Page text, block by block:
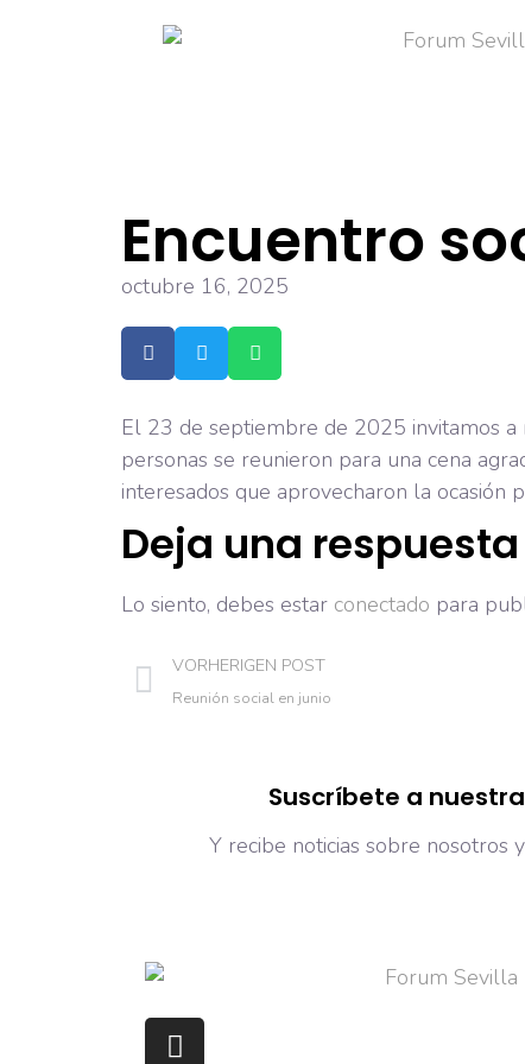
Encuentro
octubre 16, 2025
El 23 de septiembre de 2025 invitamos a
personas se reunieron para una cena
interesados que aprovecharon la ocasión
Deja una respuesta
Lo siento, debes estar conectado para
VORHERIGEN POST
Reunión social en junio
Suscríbete a
Y recibe noticias sobre nosotros